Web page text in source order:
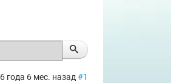
6 года 6 мес. назад #1